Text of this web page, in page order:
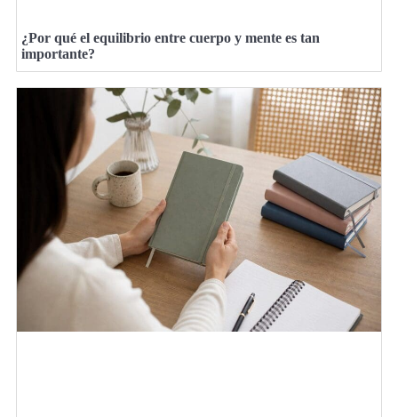
¿Por qué el equilibrio entre cuerpo y mente es tan
importante?